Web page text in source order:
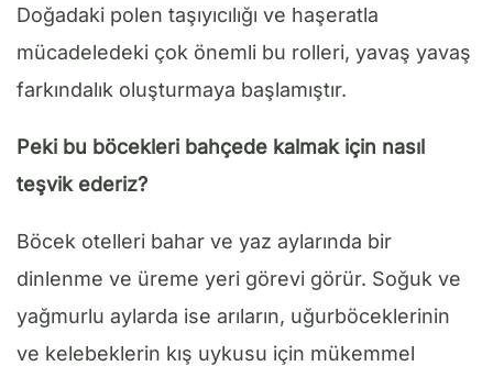
Doğadaki polen taşıyıcılığı ve haşeratla
mücadeledeki çok önemli bu rolleri, yavaş yavaş
farkındalık oluşturmaya başlamıştır.
Peki bu böcekleri bahçede kalmak için nasıl
teşvik ederiz?
Böcek otelleri bahar ve yaz aylarında bir
dinlenme ve üreme yeri görevi görür. Soğuk ve
yağmurlu aylarda ise arıların, uğurböceklerinin
ve kelebeklerin kış uykusu için mükemmel